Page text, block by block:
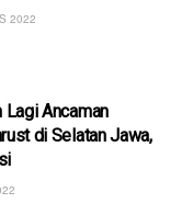
2022
Lagi Ancaman
di Selatan Jawa,